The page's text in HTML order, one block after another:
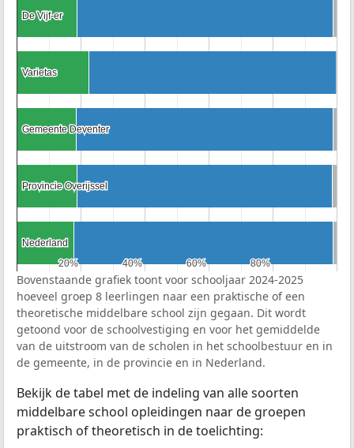
20%
20% 40%
40% 60%
60% 80%
80%
De Vijf-er
De Vijf-er
Varietas
Varietas
Gemeente Deventer
Gemeente Deventer
Provincie Overijssel
Provincie Overijssel
Nederland
Nederland
Bovenstaande grafiek toont voor schooljaar 2024-2025
hoeveel groep 8 leerlingen naar een praktische of een
theoretische middelbare school zijn gegaan. Dit wordt
getoond voor de schoolvestiging en voor het gemiddelde
van de uitstroom van de scholen in het schoolbestuur en in
de gemeente, in de provincie en in Nederland.
Bekijk de tabel met de indeling van alle soorten
middelbare school opleidingen naar de groepen
praktisch of theoretisch in de toelichting: